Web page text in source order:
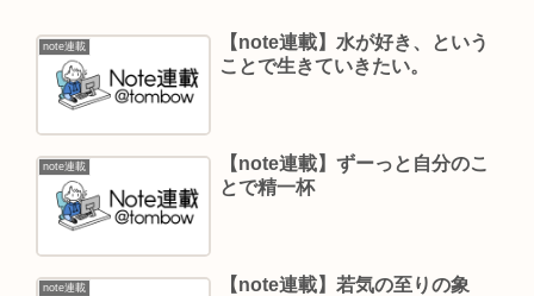
note連載
【note連載】水が好き、という
ことで生きていきたい。
note連載
【note連載】ずーっと自分のこ
とで精一杯
note連載
【note連載】若気の至りの象